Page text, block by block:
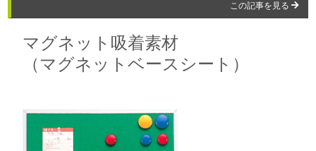
この記事を見る
マグネット吸着素材
（マグネットベースシート）